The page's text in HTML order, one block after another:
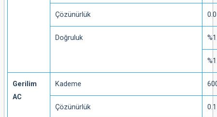
Çözünürlük
Doğruluk
Gerilim
AC
Kademe
Çözünürlük